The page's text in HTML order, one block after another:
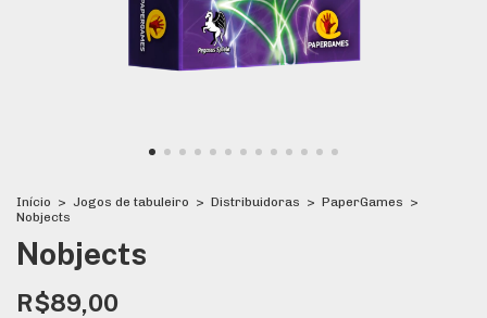
Início > Jogos de tabuleiro > Distribuidoras > PaperGames >
Nobjects
Nobjects
R$89,00